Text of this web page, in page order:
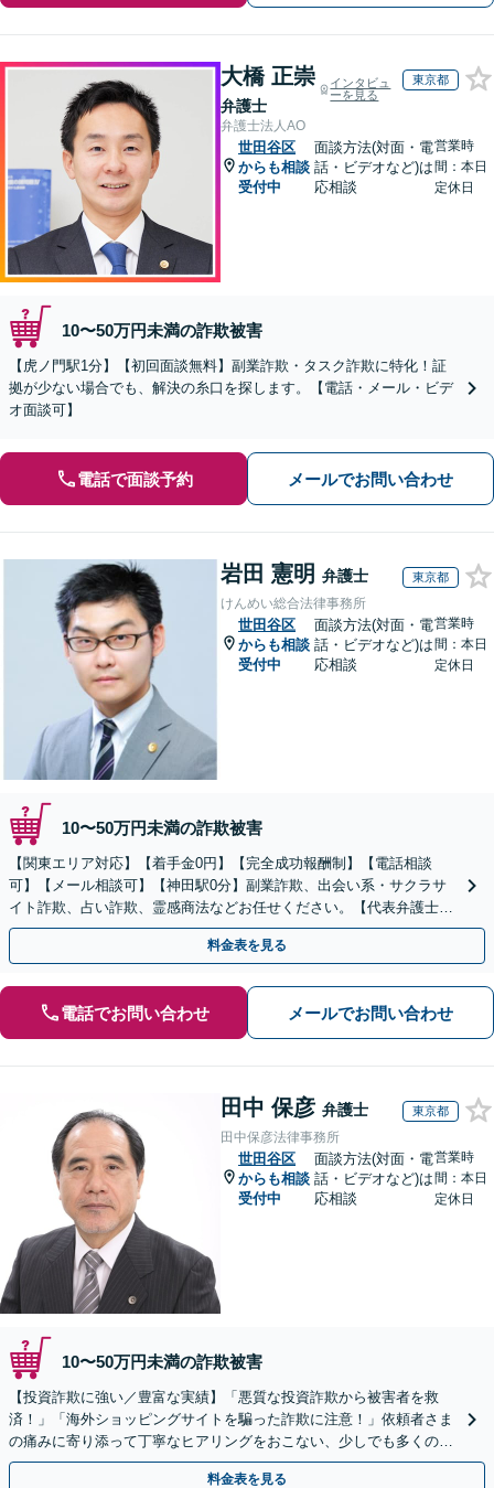
大橋 正崇
弁護士
インタビュ
ーを見る
東京都
弁護士法人AO
世田谷区
からも相談
受付中
面談方法(対面・電
話・ビデオなど)は
応相談
営業時
間：本日
定休日
10〜50万円未満の詐欺被害
【虎ノ門駅1分】【初回面談無料】副業詐欺・タスク詐欺に特化！証
拠が少ない場合でも、解決の糸口を探します。【電話・メール・ビデ
オ面談可】
電話で面談予約 メールでお問い合わせ
岩田 憲明 弁護士 東京都
けんめい総合法律事務所
世田谷区
からも相談
受付中
面談方法(対面・電
話・ビデオなど)は
応相談
営業時
間：本日
定休日
10〜50万円未満の詐欺被害
【関東エリア対応】【着手金0円】【完全成功報酬制】【電話相談
可】【メール相談可】【神田駅0分】副業詐欺、出会い系・サクラサ
イト詐欺、占い詐欺、霊感商法などお任せください。【代表弁護士が
対応】
料金表を見る
電話でお問い合わせ メールでお問い合わせ
田中 保彦 弁護士 東京都
田中保彦法律事務所
世田谷区
からも相談
受付中
面談方法(対面・電
話・ビデオなど)は
応相談
営業時
間：本日
定休日
10〜50万円未満の詐欺被害
【投資詐欺に強い／豊富な実績】「悪質な投資詐欺から被害者を救
済！」「海外ショッピングサイトを騙った詐欺に注意！」依頼者さま
の痛みに寄り添って丁寧なヒアリングをおこない、少しでも多くの返
金が得られるよう尽力します！
料金表を見る